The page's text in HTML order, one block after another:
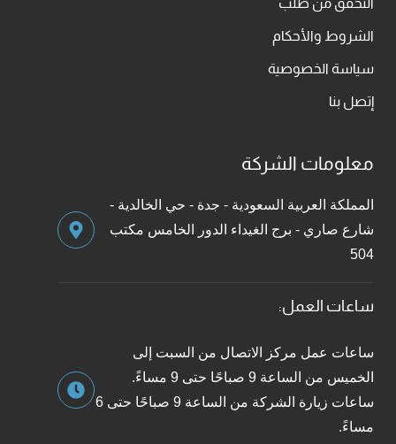
التحقق من طلب
الشروط والأحكام
سياسة الخصوصية
إتصل بنا
معلومات الشركة
المملكة العربية السعودية - جدة - حي الخالدية -
شارع صاري - برج الغيداء الدور الخامس مكتب
504
ساعات العمل:
ساعات عمل مركز الاتصال من السبت إلى
الخميس من الساعة 9 صباحًا حتى 9 مساءً.
ساعات زيارة الشركة من الساعة 9 صباحًا حتى 6
مساءً.